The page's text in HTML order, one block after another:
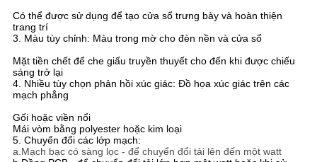
Có thể được sử dụng để tạo cửa sổ trưng bày và hoàn thiện
trang trí
3. Màu tùy chỉnh: Màu trong mờ cho đèn nền và cửa sổ
Mặt tiền chết để che giấu truyền thuyết cho đến khi được chiếu
sáng trở lại
4. Nhiều tùy chọn phản hồi xúc giác: Đồ họa xúc giác trên các
mạch phẳng
Gối hoặc viền nổi
Mái vòm bằng polyester hoặc kim loại
5. Chuyển đổi các lớp mạch:
a.Mạch bạc có sàng lọc - để chuyển đổi tải lên đến một watt